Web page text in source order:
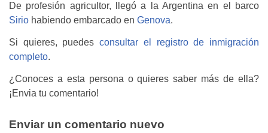
De profesión agricultor, llegó a la Argentina en el barco
Sirio habiendo embarcado en Genova.
Si quieres, puedesconsultar el registro de inmigración
completo.
¿Conoces a esta persona o quieres saber más de ella?
¡Envia tu comentario!
Enviar un comentario nuevo